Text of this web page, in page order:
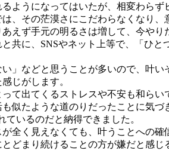
ようになってはいたが、相変わら
、その茫漠さにこだわらなくなり
えず手元の明るさは増して、今や
共に、SNSやネット上等で、「ひと
」などと思うことが多いので、叶
じがします。
て出てくるストレスや不安も和らい
似たような道のりだったことに気
いるのだと納得できました。
全く見えなくても、叶うことへの確
どまり続けることの方が嫌だと感